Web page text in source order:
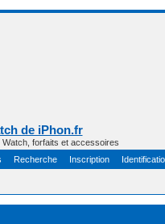
de iPhon.fr
Watch, forfaits et accessoires
Recherche Inscription